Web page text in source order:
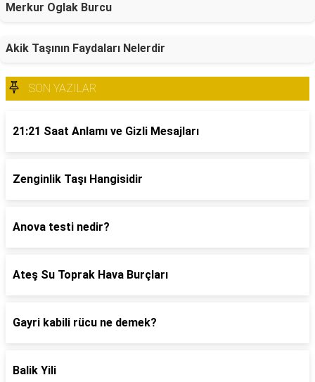
Merkur Oglak Burcu
Akik Taşının Faydaları Nelerdir
SON YAZILAR
21:21 Saat Anlamı ve Gizli Mesajları
Zenginlik Taşı Hangisidir
Anova testi nedir?
Ateş Su Toprak Hava Burçları
Gayri kabili rücu ne demek?
Balik Yili